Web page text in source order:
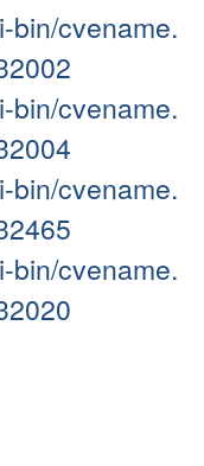
bin/cvename.
bin/cvename.
bin/cvename.
bin/cvename.